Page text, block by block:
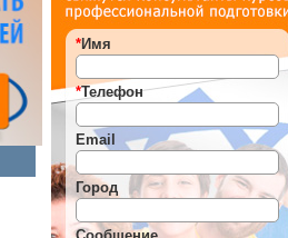
*Имя
*Телефон
Email
Город